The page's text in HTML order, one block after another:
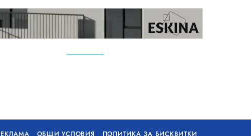
ОБЩИ УСЛОВИЯ ПОЛИТИКА ЗА БИСКВИТКИ